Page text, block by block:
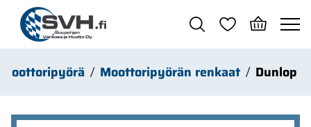
Siirry pääsisältöön
Moottoripyörä Moottoripyörän renkaat Dunlop